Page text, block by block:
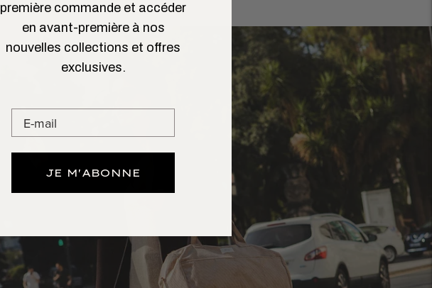
première commande et accéder
en avant-première à nos
nouvelles collections et offres
exclusives.
JE M'ABONNE